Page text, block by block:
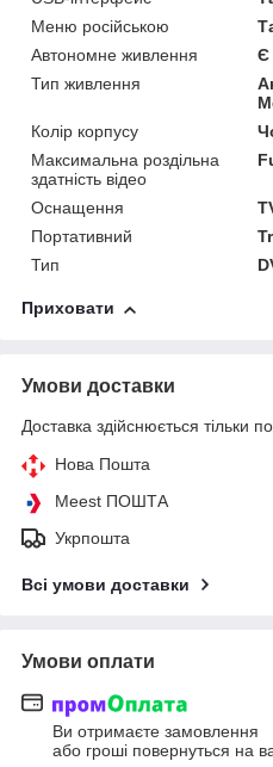
Меню російською
Автономне живлення
Є
Тип живлення
Колір корпусу
Максимальна роздільна
здатність відео
Оснащення
Портативний
Тип
Приховати
Умови доставки
Доставка здійснюється тільки
Нова Пошта
Meest ПОШТА
Укрпошта
Всі умови доставки
Умови оплати
Ви отримаєте замовлення
або гроші повернуться на